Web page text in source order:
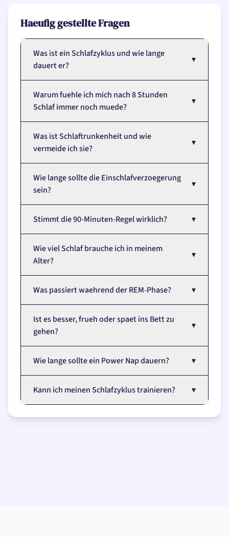
Haeufig gestellte Fragen
Was ist ein Schlafzyklus und wie lange
dauert er?
▾
Warum fuehle ich mich nach 8 Stunden
Schlaf immer noch muede?
▾
Was ist Schlaftrunkenheit und wie
vermeide ich sie?
▾
Wie lange sollte die Einschlafverzoegerung
sein?
▾
Stimmt die 90-Minuten-Regel wirklich? ▾
Wie viel Schlaf brauche ich in meinem
Alter?
▾
Was passiert waehrend der REM-Phase? ▾
Ist es besser, frueh oder spaet ins Bett zu
gehen?
▾
Wie lange sollte ein Power Nap dauern? ▾
Kann ich meinen Schlafzyklus trainieren? ▾